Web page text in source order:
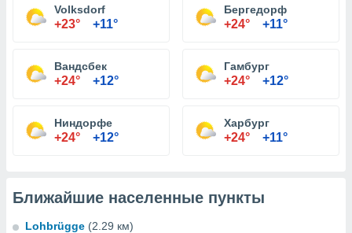
Volksdorf
+23° +11°
Бергедорф
+24° +11°
Вандсбек
+24° +12°
Гамбург
+24° +12°
Ниндорфе
+24° +12°
Харбург
+24° +11°
Ближайшие населенные пункты
Lohbrügge (2.29 км)